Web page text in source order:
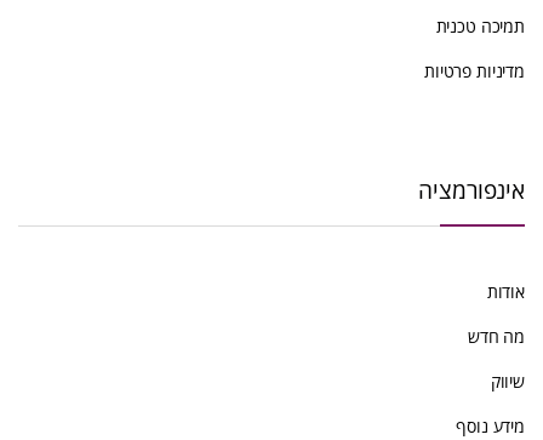
תמיכה טכנית
מדיניות פרטיות
אינפורמציה
אודות
מה חדש
שיווק
מידע נוסף